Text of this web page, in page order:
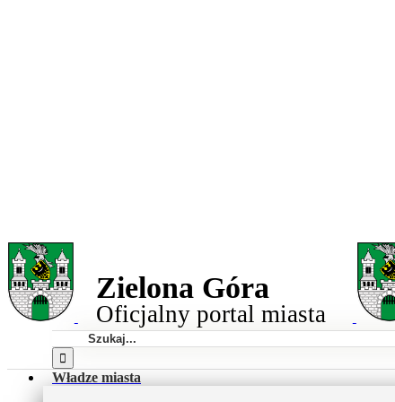
Zielona Góra
Oficjalny portal miasta
Szukaj
Władze miasta